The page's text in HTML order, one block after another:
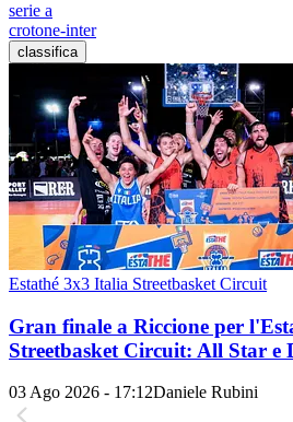
serie a
crotone-inter
classifica
Estathé 3x3 Italia Streetbasket Circuit
Gran finale a Riccione per
Streetbasket Circuit: All Star
03 Ago 2026 - 17:12Daniele Rubini